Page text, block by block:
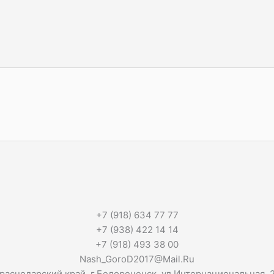
+7 (918) 634 77 77
+7 (938) 422 14 14
+7 (918) 493 38 00
Nash_GoroD2017@Mail.Ru